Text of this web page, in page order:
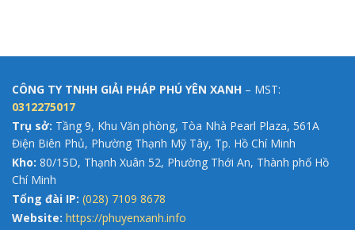
CÔNG TY TNHH GIẢI PHÁP PHÚ YÊN XANH – MST:
0312275017
Trụ sở: Tầng 9, Khu Văn phòng, Tòa Nhà Pearl Plaza, 561A
Điện Biên Phủ, Phường Thạnh Mỹ Tây, Tp. Hồ Chí Minh
Kho: 80/15D, Thạnh Xuân 52, Phường Thới An, Thành phố Hồ
Chí Minh
Tổng đài IP: (028) 7109 8678
Website: https://phuyenxanh.info